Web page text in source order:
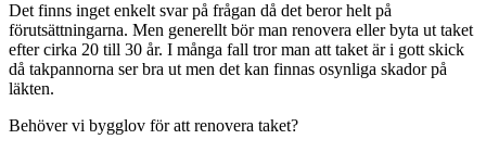
Det finns inget enkelt svar på frågan då det beror helt på
förutsättningarna. Men generellt bör man renovera eller byta ut taket
efter cirka 20 till 30 år. I många fall tror man att taket är i gott skick
då takpannorna ser bra ut men det kan finnas osynliga skador på
läkten.
Behöver vi bygglov för att renovera taket?